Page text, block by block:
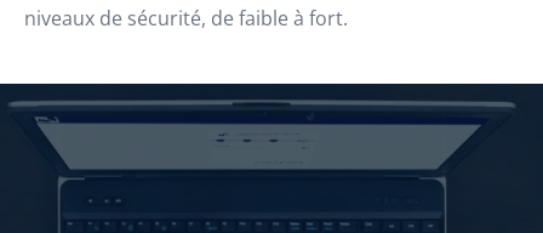
niveaux de sécurité, de faible à fort.